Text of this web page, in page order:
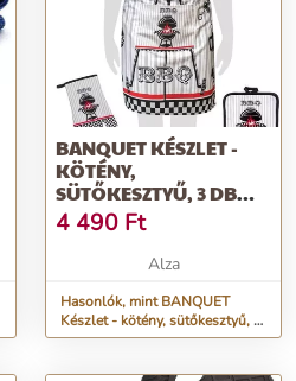
BANQUET KÉSZLET -
KÖTÉNY,
SÜTŐKESZTYŰ, 3 DB
BBQ ALÁTÉT, FEHÉR
4 490 Ft
Alza
Hasonlók, mint BANQUET
Készlet - kötény, sütőkesztyű, 3
db BBQ alátét, fehér